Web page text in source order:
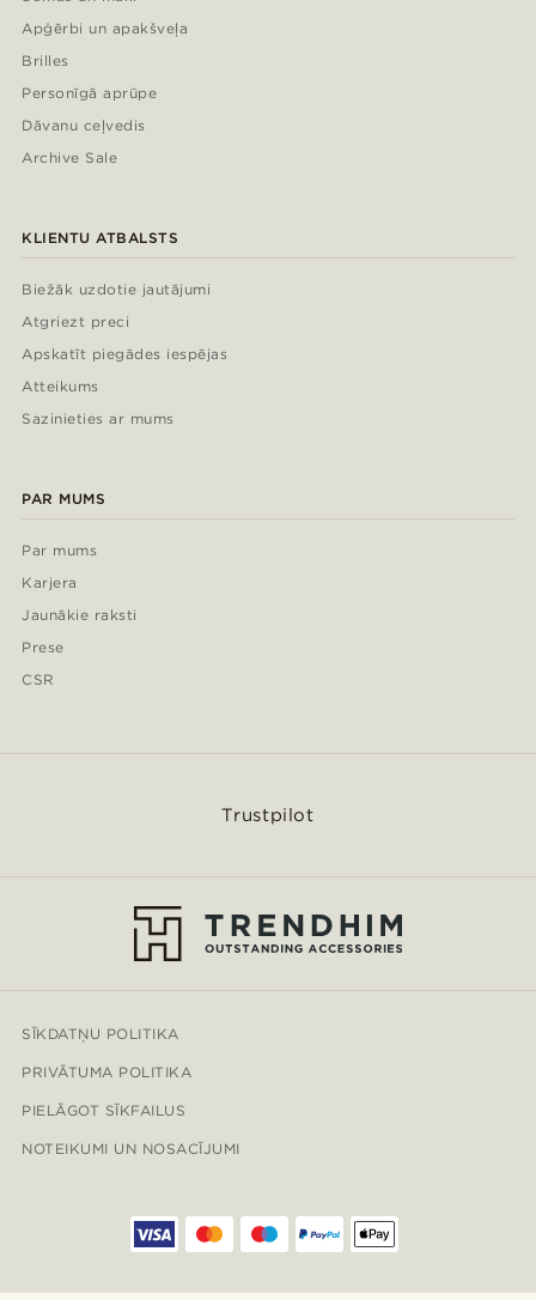
Apģērbi un apakšveļa
Brilles
Personīgā aprūpe
Dāvanu ceļvedis
Archive Sale
KLIENTU ATBALSTS
Biežāk uzdotie jautājumi
Atgriezt preci
Apskatīt piegādes iespējas
Atteikums
Sazinieties ar mums
PAR MUMS
Par mums
Karjera
Jaunākie raksti
Prese
CSR
Trustpilot
SĪKDATŅU POLITIKA
PRIVĀTUMA POLITIKA
PIELĀGOT SĪKFAILUS
NOTEIKUMI UN NOSACĪJUMI